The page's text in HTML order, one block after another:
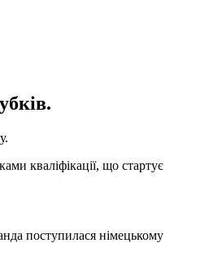
кваліфікації, що стартує
поступилася німецькому